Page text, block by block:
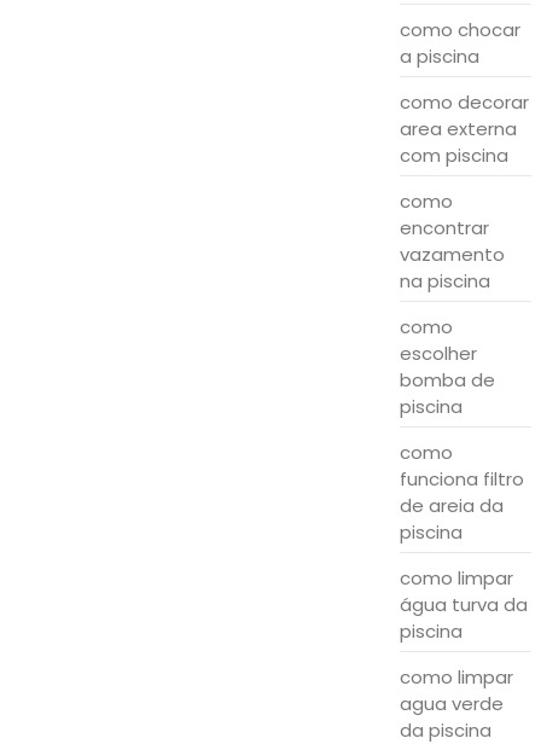
como chocar
a piscina
como decorar
area externa
com piscina
como
encontrar
vazamento
na piscina
como
escolher
bomba de
piscina
como
funciona filtro
de areia da
piscina
como limpar
água turva da
piscina
como limpar
agua verde
da piscina